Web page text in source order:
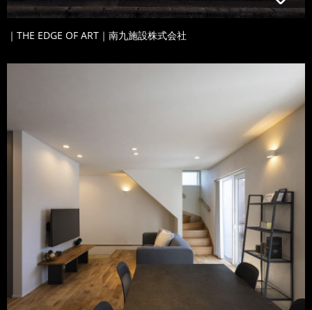
｜THE EDGE OF ART｜南九施設株式会社